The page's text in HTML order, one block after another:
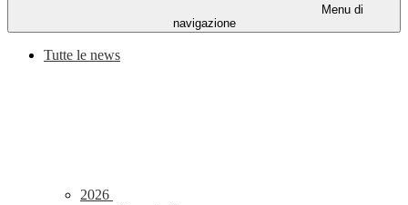
Menu di
navigazione
Tutte le news
2026